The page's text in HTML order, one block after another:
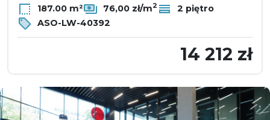
187.00 m² 76,00 zł/m2
2 piętro
ASO-LW-40392
14 212 zł